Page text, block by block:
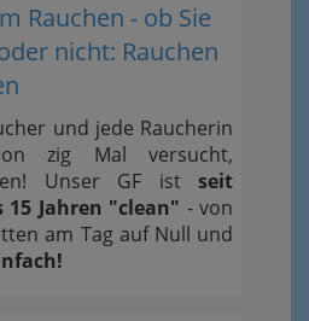
Rauchen - ob Sie
nicht: Rauchen
und jede Raucherin
zig Mal versucht,
Unser GF ist seit
15 Jahren "clean" - von
am Tag auf Null und